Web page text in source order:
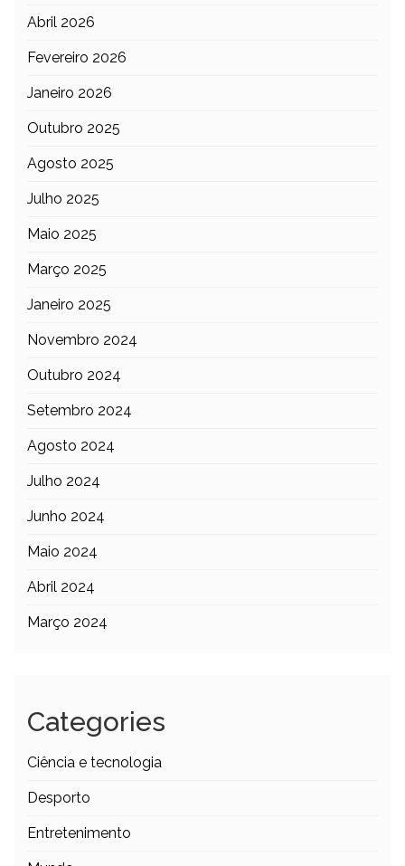
Abril 2026
Fevereiro 2026
Janeiro 2026
Outubro 2025
Agosto 2025
Julho 2025
Maio 2025
Março 2025
Janeiro 2025
Novembro 2024
Outubro 2024
Setembro 2024
Agosto 2024
Julho 2024
Junho 2024
Maio 2024
Abril 2024
Março 2024
Categories
Ciência e tecnologia
Desporto
Entretenimento